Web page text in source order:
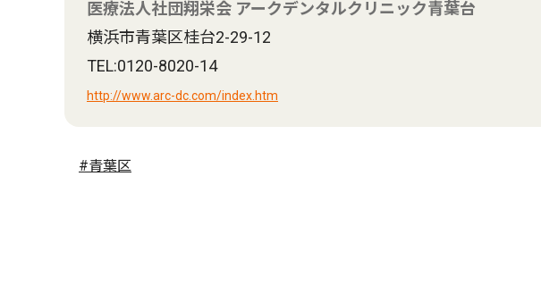
医療法人社団翔栄会 アークデンタルクリニック青葉台
横浜市青葉区桂台2-29-12
TEL:0120-8020-14
http://www.arc-dc.com/index.htm
#青葉区